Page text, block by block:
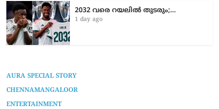
2032 വരെ റയലിൽ തുടരും;…
1 day ago
AURA SPECIAL STORY
CHENNAMANGALOOR
ENTERTAINMENT